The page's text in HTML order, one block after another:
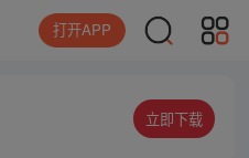
打开APP
立即下载